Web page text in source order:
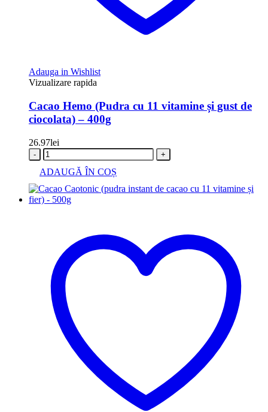
Adauga in Wishlist
Vizualizare rapida
Cacao Hemo (Pudra cu 11 vitamine și gust de
ciocolata) – 400g
26.97lei
- +
ADAUGĂ ÎN COȘ